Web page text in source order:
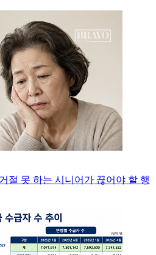
절 못 하는 시니어가 끊어야 할 행